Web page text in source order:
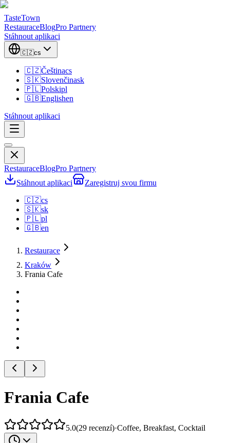
TasteTown
RestauraceBlogPro Partnery
Stáhnout aplikaci
🇨🇿cs
🇨🇿Češtinacs
🇸🇰Slovenčinask
🇵🇱Polskipl
🇬🇧Englishen
Stáhnout aplikaci
RestauraceBlogPro Partnery
Stáhnout aplikaci
Zaregistruj svou firmu
🇨🇿cs
🇸🇰sk
🇵🇱pl
🇬🇧en
Restaurace
Kraków
Frania Cafe
Frania Cafe
5.0(29 recenzí)·Coffee, Breakfast, Cocktail